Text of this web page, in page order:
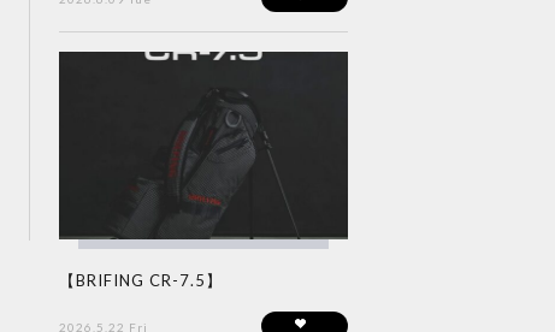
【BRIFING CR-7.5】
2026.5.22 Fri